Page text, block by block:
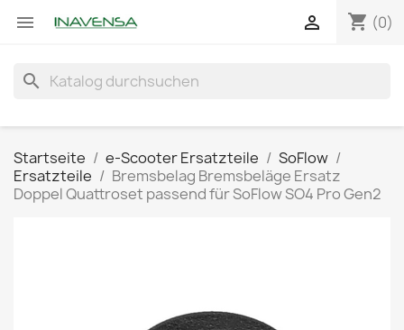
 shopping_cart (0)

search
Startseite e-Scooter Ersatzteile
SoFlow
Ersatzteile
Bremsbelag Bremsbeläge Ersatz
Doppel Quattroset passend für SoFlow SO4 Pro Gen2